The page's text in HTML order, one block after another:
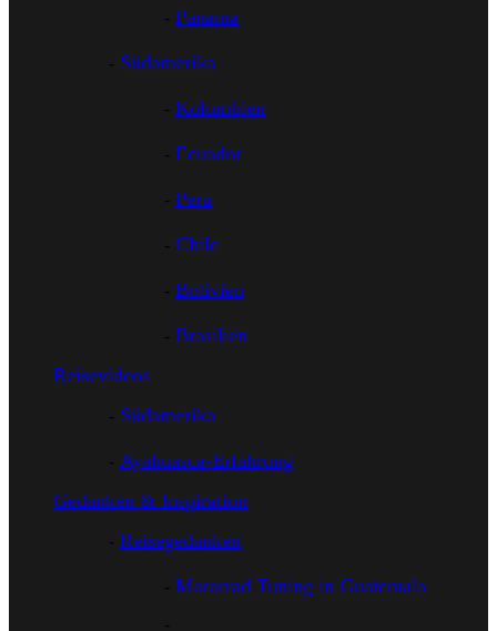
Panama
Südamerika
Kolumbien
Ecuador
Peru
Chile
Bolivien
Brasilien
Reisevideos
Südamerika
Ayahuasca-Erfahrung
Gedanken & Inspiration
Reisegedanken
Motorrad Tuning in Guatemala